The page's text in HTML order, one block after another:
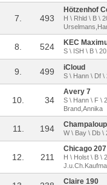
7. 493
Hötzenhof
H \ Rhld \ B \
8. 524 KEC
S \ ISH \ B \
9. 499 iCloud
S \ Hann \ Df \
10. 34
Avery 7
S \ Hann \ F \
Brand,Annika
11. 194 W \ Bay \ Db \
12. 211
Chicago 207
H \ Holst \ B \
Claire 190